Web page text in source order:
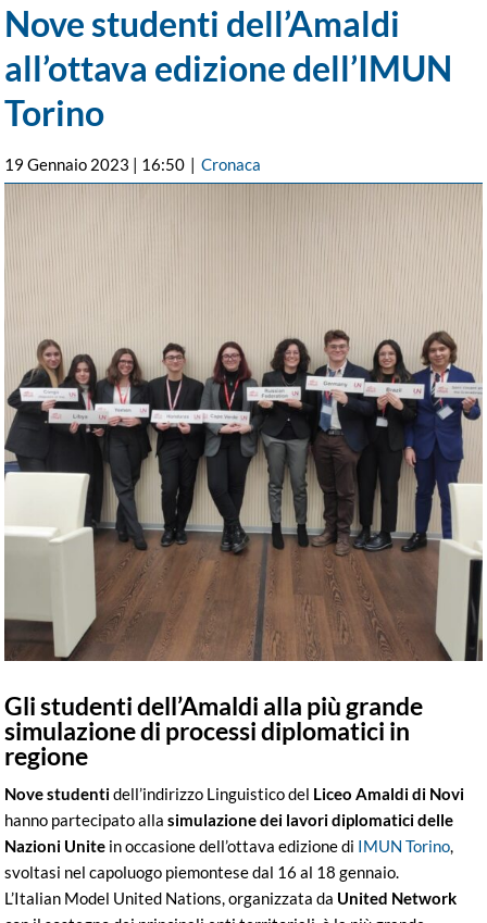
Nove studenti dell’Amaldi
all’ottava edizione dell’IMUN
Torino
19 Gennaio 2023 | 16:50 | Cronaca
Ingrandisci
immagine
Gli studenti dell’Amaldi alla più grande
simulazione di processi diplomatici in
regione
Nove studentidell’indirizzo Linguistico del Liceo Amaldi di Novi
hanno partecipato allasimulazione dei lavori diplomatici delle
Nazioni Unite in occasione dell’ottava edizione di IMUN Torino,
svoltasi nel capoluogo piemontese dal 16 al 18 gennaio.
L’Italian Model United Nations, organizzata da United Network